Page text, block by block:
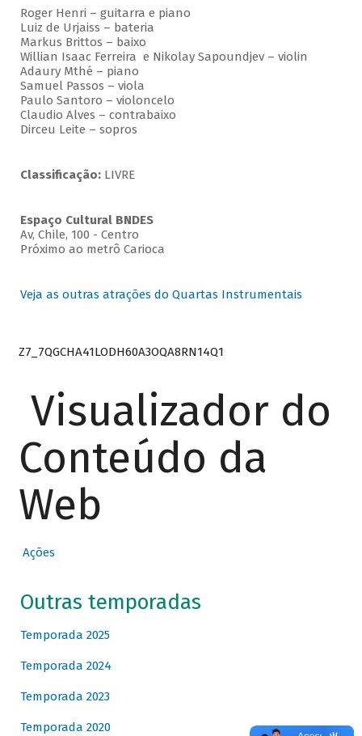
Roger Henri – guitarra e piano
Luiz de Urjaiss – bateria
Markus Brittos – baixo
Willian Isaac Ferreira e Nikolay Sapoundjev – violin
Adaury Mthé – piano
Samuel Passos – viola
Paulo Santoro – violoncelo
Claudio Alves – contrabaixo
Dirceu Leite – sopros
Classificação:LIVRE
Espaço Cultural BNDES
Av, Chile, 100 - Centro
Próximo ao metrô Carioca
Veja as outras atrações do Quartas Instrumentais
Z7_7QGCHA41LODH60A3OQA8RN14Q1
Visualizador do
Conteúdo da
Web
Ações
Outras temporadas
Temporada 2025
Temporada 2024
Temporada 2023
Temporada 2020